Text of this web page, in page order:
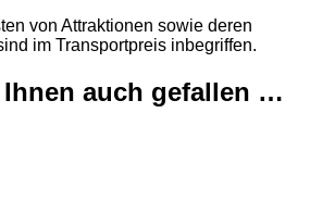
von Attraktionen sowie deren
im Transportpreis inbegriffen.
Ihnen auch gefallen …